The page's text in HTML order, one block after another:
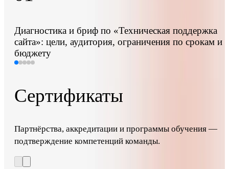
Диагностика и бриф по «Техническая поддержка
сайта»: цели, аудитория, ограничения по срокам и
бюджету
Сертификаты
Партнёрства, аккредитации и программы обучения —
подтверждение компетенций команды.